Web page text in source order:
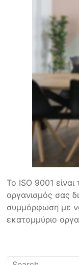
Το ISO 9001
οργανισμός σας
συμμόρφωση με
εκατομμύριο